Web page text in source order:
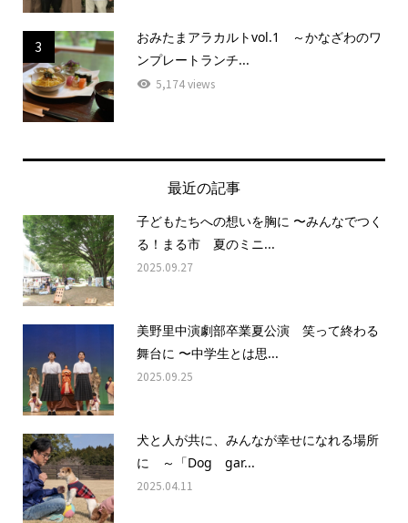
3
おみたまアラカルトvol.1 ～かなざわのワ
ンプレートランチ...
5,174 views
最近の記事
子どもたちへの想いを胸に 〜みんなでつく
る！まる市 夏のミニ...
2025.09.27
美野里中演劇部卒業夏公演 笑って終わる
舞台に 〜中学生とは思...
2025.09.25
犬と人が共に、みんなが幸せになれる場所
に ～「Dog gar...
2025.04.11